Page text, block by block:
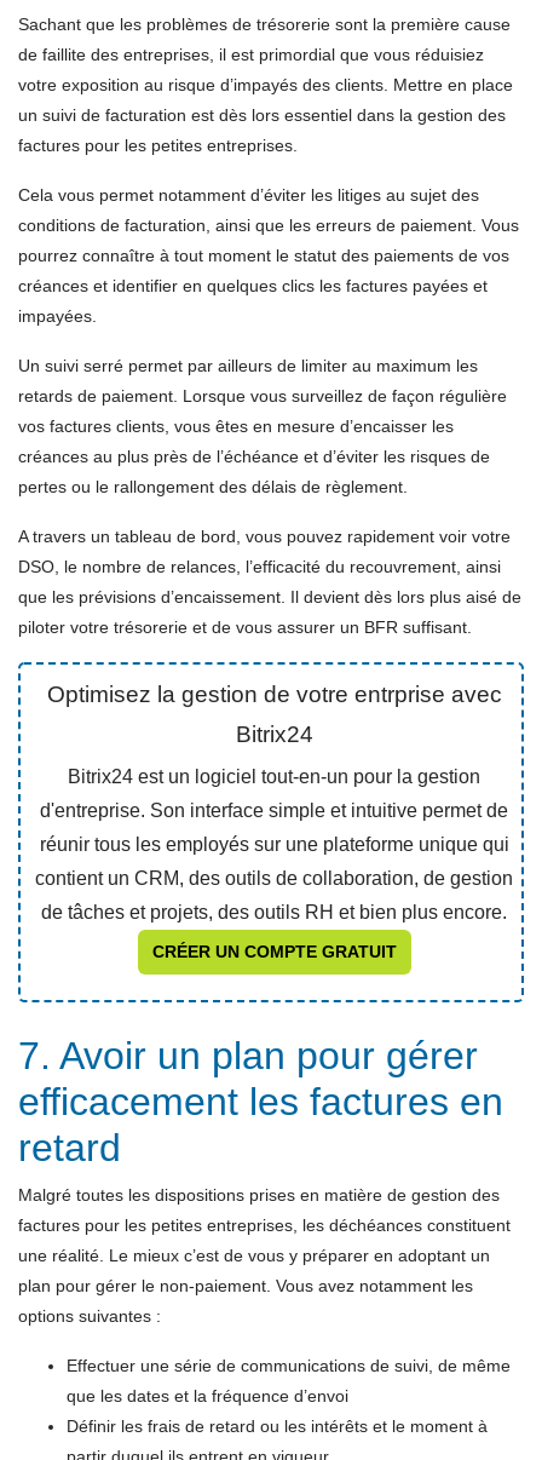
Sachant que les problèmes de trésorerie sont la première cause
de faillite des entreprises, il est primordial que vous réduisiez
votre exposition au risque d’impayés des clients. Mettre en place
un suivi de facturation est dès lors essentiel dans la gestion des
factures pour les petites entreprises.
Cela vous permet notamment d’éviter les litiges au sujet des
conditions de facturation, ainsi que les erreurs de paiement. Vous
pourrez connaître à tout moment le statut des paiements de vos
créances et identifier en quelques clics les factures payées et
impayées.
Un suivi serré permet par ailleurs de limiter au maximum les
retards de paiement. Lorsque vous surveillez de façon régulière
vos factures clients, vous êtes en mesure d’encaisser les
créances au plus près de l’échéance et d’éviter les risques de
pertes ou le rallongement des délais de règlement.
A travers un tableau de bord, vous pouvez rapidement voir votre
DSO, le nombre de relances, l’efficacité du recouvrement, ainsi
que les prévisions d’encaissement. Il devient dès lors plus aisé de
piloter votre trésorerie et de vous assurer un BFR suffisant.
Optimisez la gestion de votre entrprise avec
Bitrix24
Bitrix24 est un logiciel tout-en-un pour la gestion
d'entreprise. Son interface simple et intuitive permet de
réunir tous les employés sur une plateforme unique qui
contient un CRM, des outils de collaboration, de gestion
de tâches et projets, des outils RH et bien plus encore.
CRÉER UN COMPTE GRATUIT
7. Avoir un plan pour gérer
efficacement les factures en
retard
Malgré toutes les dispositions prises en matière de gestion des
factures pour les petites entreprises, les déchéances constituent
une réalité. Le mieux c’est de vous y préparer en adoptant un
plan pour gérer le non-paiement. Vous avez notamment les
options suivantes :
Effectuer une série de communications de suivi, de même
que les dates et la fréquence d’envoi
Définir les frais de retard ou les intérêts et le moment à